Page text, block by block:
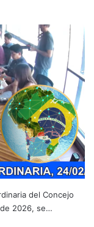
del Concejo
2026, se…